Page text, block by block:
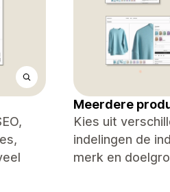
Meerdere
Kies uit
indelingen de
merk en